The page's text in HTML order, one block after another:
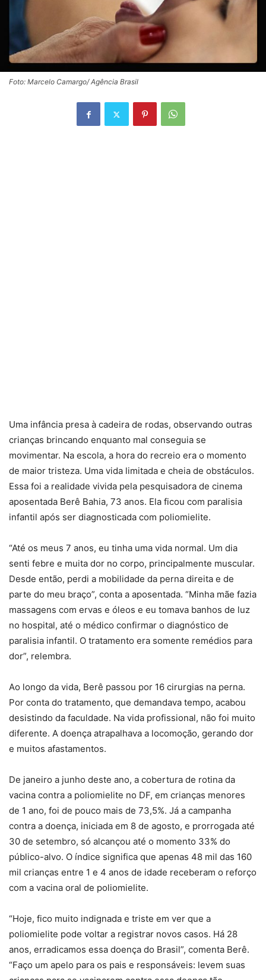
Foto: Marcelo Camargo/ Agência Brasil
Uma infância presa à cadeira de rodas, observando outras
crianças brincando enquanto mal conseguia se
movimentar. Na escola, a hora do recreio era o momento
de maior tristeza. Uma vida limitada e cheia de obstáculos.
Essa foi a realidade vivida pela pesquisadora de cinema
aposentada Berê Bahia, 73 anos. Ela ficou com paralisia
infantil após ser diagnosticada com poliomielite.
“Até os meus 7 anos, eu tinha uma vida normal. Um dia
senti febre e muita dor no corpo, principalmente muscular.
Desde então, perdi a mobilidade da perna direita e de
parte do meu braço”, conta a aposentada. “Minha mãe fazia
massagens com ervas e óleos e eu tomava banhos de luz
no hospital, até o médico confirmar o diagnóstico de
paralisia infantil. O tratamento era somente remédios para
dor”, relembra.
Ao longo da vida, Berê passou por 16 cirurgias na perna.
Por conta do tratamento, que demandava tempo, acabou
desistindo da faculdade. Na vida profissional, não foi muito
diferente. A doença atrapalhava a locomoção, gerando dor
e muitos afastamentos.
De janeiro a junho deste ano, a cobertura de rotina da
vacina contra a poliomielite no DF, em crianças menores
de 1 ano, foi de pouco mais de 73,5%. Já a campanha
contra a doença, iniciada em 8 de agosto, e prorrogada até
30 de setembro, só alcançou até o momento 33% do
público-alvo. O índice significa que apenas 48 mil das 160
mil crianças entre 1 e 4 anos de idade receberam o reforço
com a vacina oral de poliomielite.
“Hoje, fico muito indignada e triste em ver que a
poliomielite pode voltar a registrar novos casos. Há 28
anos, erradicamos essa doença do Brasil”, comenta Berê.
“Faço um apelo para os pais e responsáveis: levem suas